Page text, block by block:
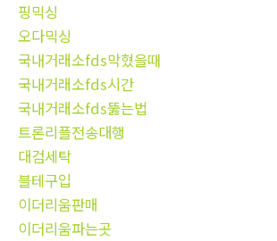
핑믹싱
오다믹싱
국내거래소fds막혔을때
국내거래소fds시간
국내거래소fds뚫는법
트론리플전송대행
대검세탁
블테구입
이더리움판매
이더리움파는곳